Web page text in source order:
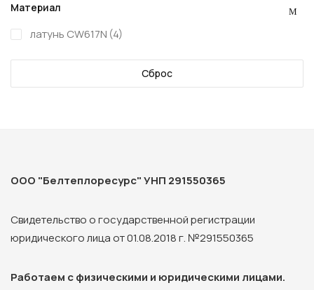
Материал
латунь CW617N (4)
Сброс
ООО "Белтеплоресурс" УНП 291550365
Свидетельство о государственной регистрации
юридического лица от 01.08.2018 г. №291550365
Работаем с физическими и юридическими лицами.